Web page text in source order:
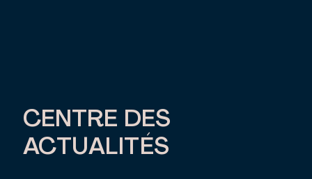
CENTRE DES
ACTUALITÉS